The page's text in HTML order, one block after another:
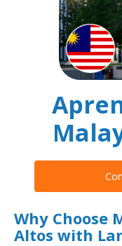
Why Choose
Altos with